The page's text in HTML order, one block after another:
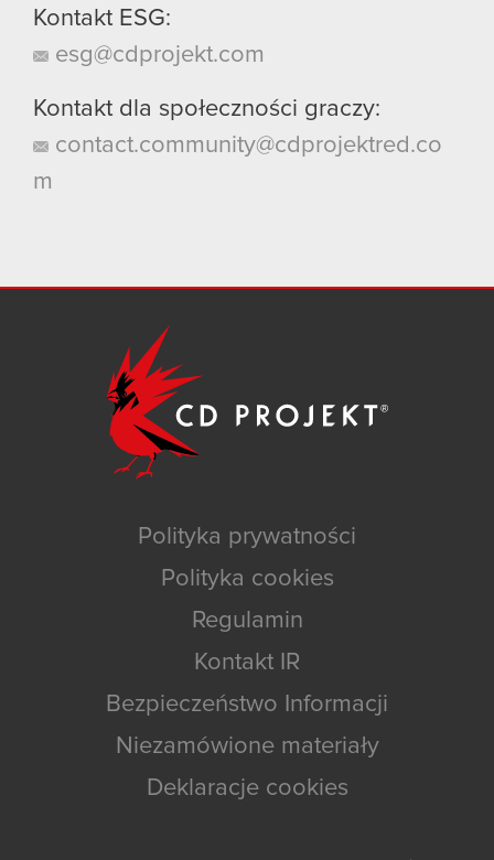
Kontakt ESG:
esg@cdprojekt.com
Kontakt dla społeczności graczy:
contact.community@cdprojektred.co
m
Polityka prywatności
Polityka cookies
Regulamin
Kontakt IR
Bezpieczeństwo Informacji
Niezamówione materiały
Deklaracje cookies